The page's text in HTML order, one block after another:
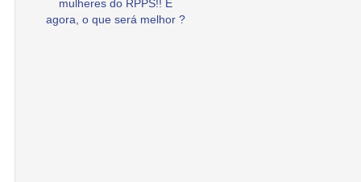
mulheres do RPPS!! E
agora, o que será melhor ?